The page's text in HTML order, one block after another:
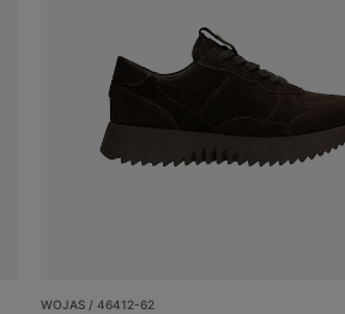
WOJAS / 46412-62